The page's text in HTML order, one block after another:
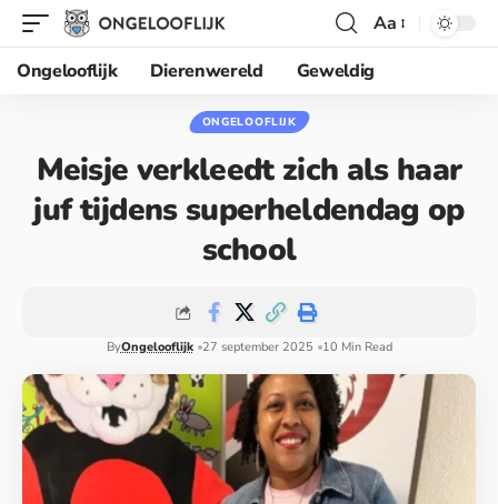
Aa
Ongelooflijk
Dierenwereld Geweldig
ONGELOOFLIJK
Meisje verkleedt zich als haar
juf tijdens superheldendag op
school
ByOngelooflijk 27 september 2025 10 Min Read